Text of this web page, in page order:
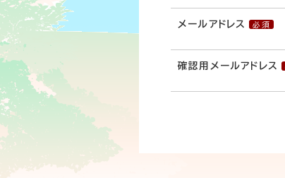
メールアドレス
確認用メールアドレス